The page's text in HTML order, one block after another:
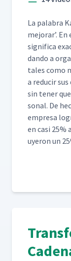
La pal­abra
mejo­rar’.
sig­nifi­ca
dan­do a
tales como
a reducir
sin ten­er
son­al. De
empre­sa
en casi 25%
uyeron un